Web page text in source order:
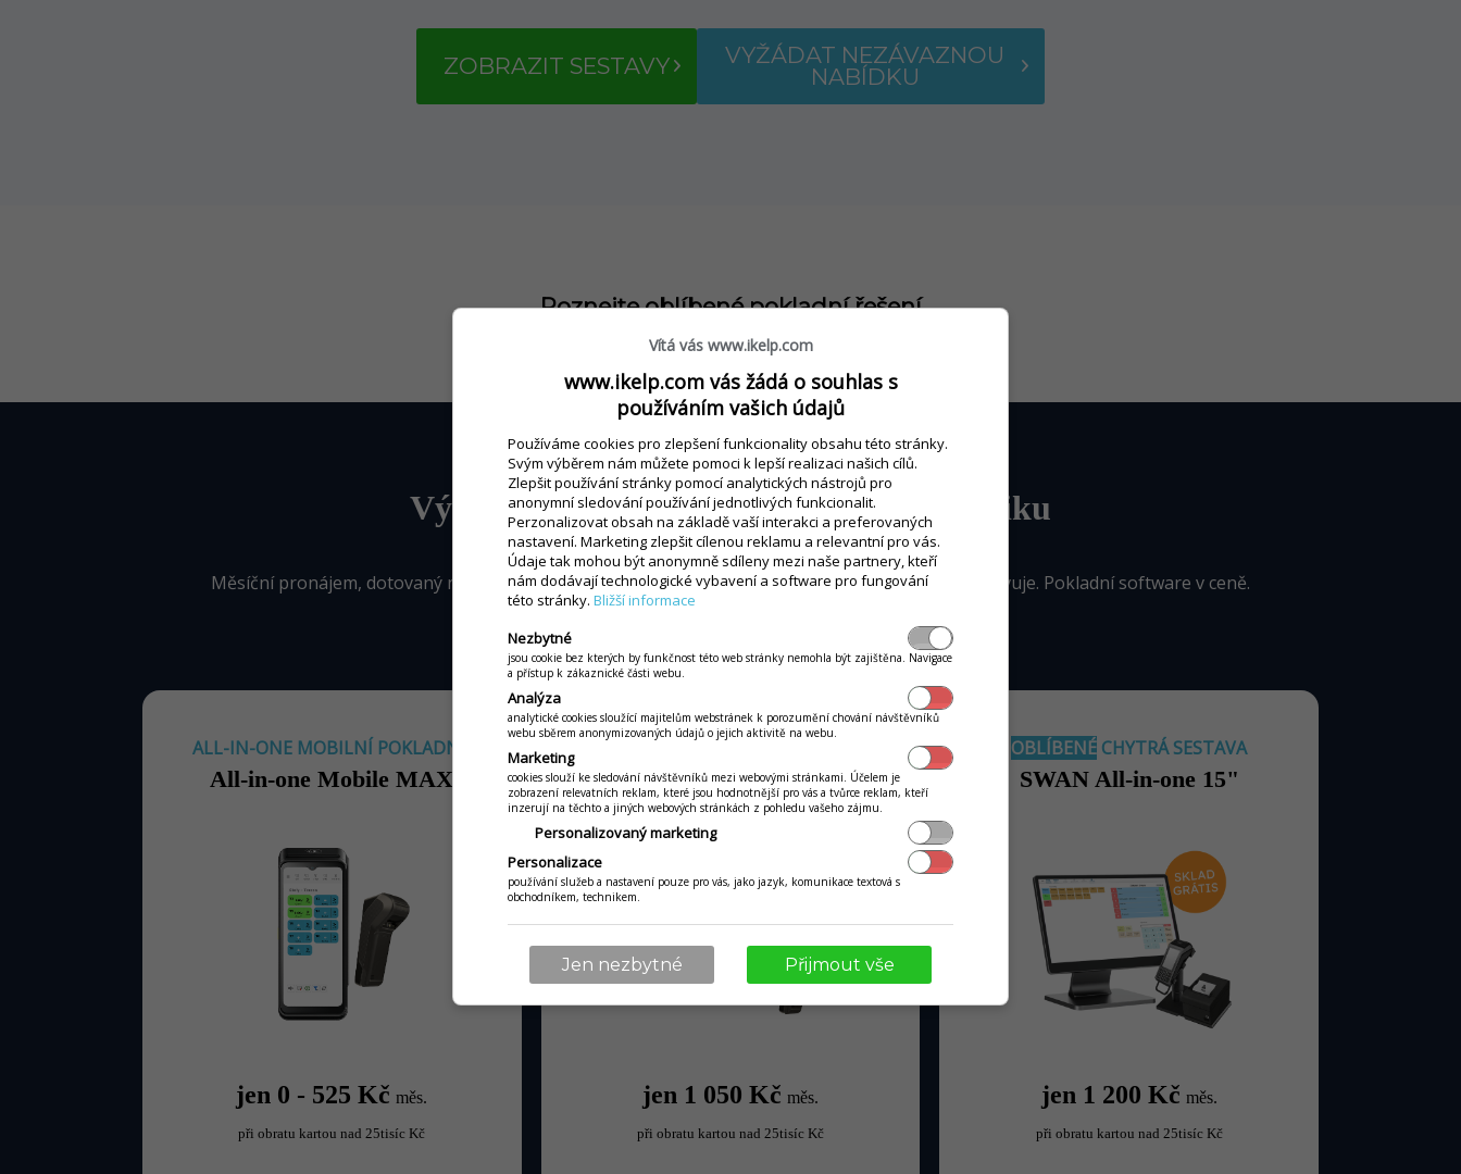
ZOBRAZIT SESTAVY
VYŽÁDAT NEZÁVAZNOU
NABÍDKU
Poznejte oblíbené pokladní řešení
Výhodná nabídka pro každý druh podniku
Měsíční pronájem, dotovaný nákup nebo pouze software bez hardwaru – vyberte si, co vám vyhovuje. Pokladní software v ceně.
ALL-IN-ONE MOBILNÍ POKLADNA
All-in-one Mobile MAX
jen 0 - 525 Kč měs.
při obratu kartou nad 25tisíc Kč
KOMPAKTNÍ POKLADNA
All-in-one D3M
jen 1 050 Kč měs.
při obratu kartou nad 25tisíc Kč
OBLÍBENÉ CHYTRÁ SESTAVA
SWAN All-in-one 15"
jen 1 200 Kč měs.
při obratu kartou nad 25tisíc Kč
Vítá vás www.ikelp.com
www.ikelp.com vás žádá o souhlas s
používáním vašich údajů
Používáme cookies pro zlepšení funkcionality obsahu této stránky.
Svým výběrem nám můžete pomoci k lepší realizaci našich cílů.
Zlepšit používání stránky pomocí analytických nástrojů pro
anonymní sledování používání jednotlivých funkcionalit.
Perzonalizovat obsah na základě vaší interakci a preferovaných
nastavení. Marketing zlepšit cílenou reklamu a relevantní pro vás.
Údaje tak mohou být anonymně sdíleny mezi naše partnery, kteří
nám dodávají technologické vybavení a software pro fungování
této stránky. Bližší informace
Nezbytné
jsou cookie bez kterých by funkčnost této web stránky nemohla být zajištěna. Navigace
a přístup k zákaznické části webu.
Analýza
analytické cookies sloužící majitelům webstránek k porozumění chování návštěvníků
webu sběrem anonymizovaných údajů o jejich aktivitě na webu.
Marketing
cookies slouží ke sledování návštěvníků mezi webovými stránkami. Účelem je
zobrazení relevatních reklam, které jsou hodnotnější pro vás a tvůrce reklam, kteří
inzerují na těchto a jiných webových stránkách z pohledu vašeho zájmu.
Personalizovaný marketing
Personalizace
používání služeb a nastavení pouze pro vás, jako jazyk, komunikace textová s
obchodníkem, technikem.
Jen nezbytné Přijmout vše